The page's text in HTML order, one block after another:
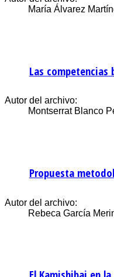
María Álvarez
Las
Autor del archivo:
Montserrat Blanco
Propuesta
Autor del archivo:
Rebeca García